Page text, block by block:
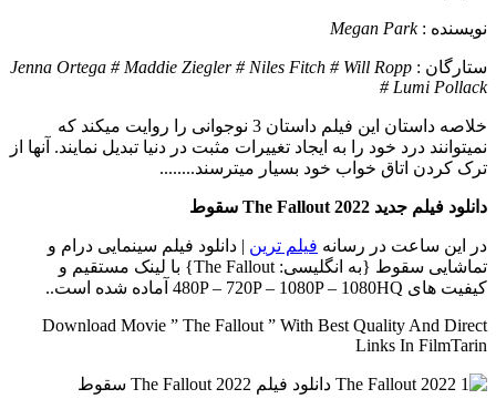
نويسنده :Megan Park
ستارگان : Jenna Ortega # Maddie Ziegler # Niles Fitch # Will Ropp
# Lumi Pollack
خلاصه داستان
این فیلم داستان 3 نوجوانی را روایت میکند که
نمیتوانند درد خود را به ایجاد تغییرات مثبت در دنیا تبدیل نمایند. آنها از
ترک کردن اتاق خواب خود بسیار میترسند........
دانلود فیلم جدید The Fallout 2022 سقوط
در این ساعت در رسانه فیلم ترین | دانلود فیلم سینمایی درام و
تماشایی سقوط {به انگلیسی: The Fallout} با لینک مستقیم و
کیفیت های 480P – 720P – 1080P – 1080HQ آماده شده است..
Download Movie ” The Fallout ” With Best Quality And Direct
Links In FilmTarin